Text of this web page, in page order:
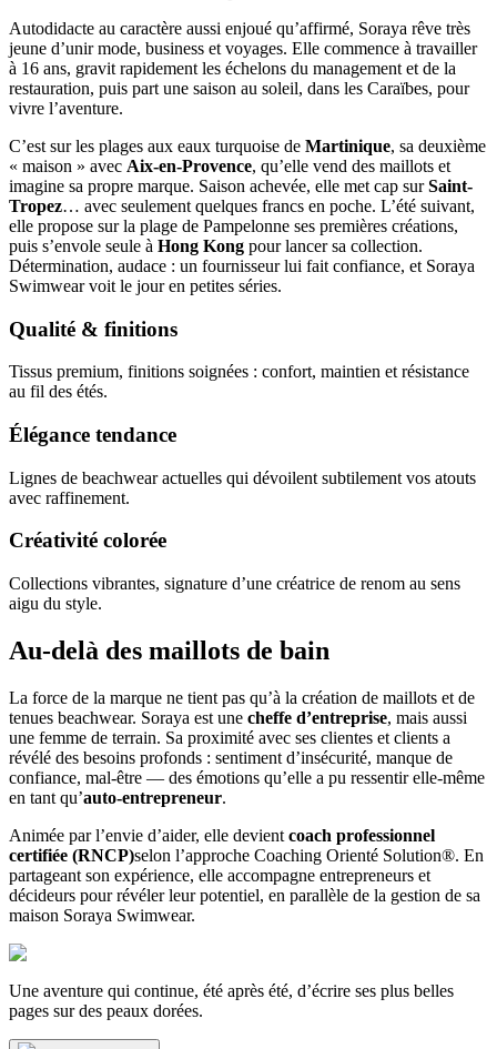
Autodidacte au caractère aussi enjoué qu’affirmé, Soraya rêve très
jeune d’unir mode, business et voyages. Elle commence à travailler
à 16 ans, gravit rapidement les échelons du management et de la
restauration, puis part une saison au soleil, dans les Caraïbes, pour
vivre l’aventure.
C’est sur les plages aux eaux turquoise de Martinique, sa deuxième
« maison » avec Aix-en-Provence, qu’elle vend des maillots et
imagine sa propre marque. Saison achevée, elle met cap surSaint-
Tropez… avec seulement quelques francs en poche. L’été suivant,
elle propose sur la plage de Pampelonne ses premières créations,
puis s’envole seule à Hong Kong pour lancer sa collection.
Détermination, audace : un fournisseur lui fait confiance, et Soraya
Swimwear voit le jour en petites séries.
Qualité & finitions
Tissus premium, finitions soignées : confort, maintien et résistance
au fil des étés.
Élégance tendance
Lignes de beachwear actuelles qui dévoilent subtilement vos atouts
avec raffinement.
Créativité colorée
Collections vibrantes, signature d’une créatrice de renom au sens
aigu du style.
Au-delà des maillots de bain
La force de la marque ne tient pas qu’à la création de maillots et de
tenues beachwear. Soraya est une cheffe d’entreprise, mais aussi
une femme de terrain. Sa proximité avec ses clientes et clients a
révélé des besoins profonds : sentiment d’insécurité, manque de
confiance, mal-être — des émotions qu’elle a pu ressentir elle-même
en tant qu’auto-entrepreneur.
Animée par l’envie d’aider, elle devient coach professionnel
certifiée (RNCP)selon l’approche Coaching Orienté Solution®. En
partageant son expérience, elle accompagne entrepreneurs et
décideurs pour révéler leur potentiel, en parallèle de la gestion de sa
maison Soraya Swimwear.
Une aventure qui continue, été après été, d’écrire ses plus belles
pages sur des peaux dorées.